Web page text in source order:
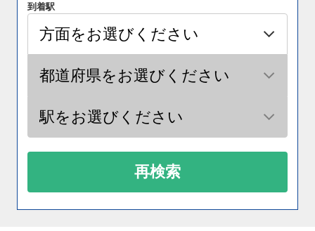
到着駅
再検索